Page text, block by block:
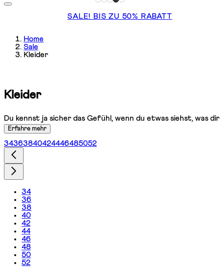
SALE! BIS ZU 50% RABATT
Home
Sale
Kleider
Kleider
Du kennst ja sicher das Gefühl, wenn du etwas siehst, was
Erfahre mehr
34363840424446485052
34
36
38
40
42
44
46
48
50
52